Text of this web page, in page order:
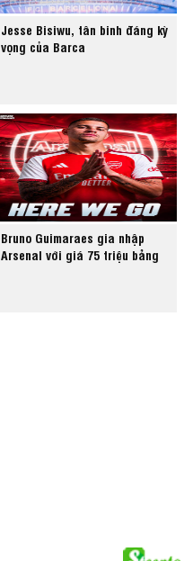
Jesse Bisiwu, tân binh đáng kỳ
vọng của Barca
Bruno Guimaraes gia nhập
Arsenal với giá 75 triệu bảng